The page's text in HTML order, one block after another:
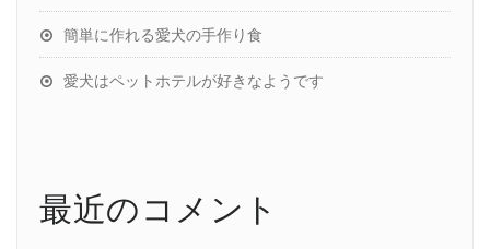
簡単に作れる愛犬の手作り食
愛犬はペットホテルが好きなようです
最近のコメント